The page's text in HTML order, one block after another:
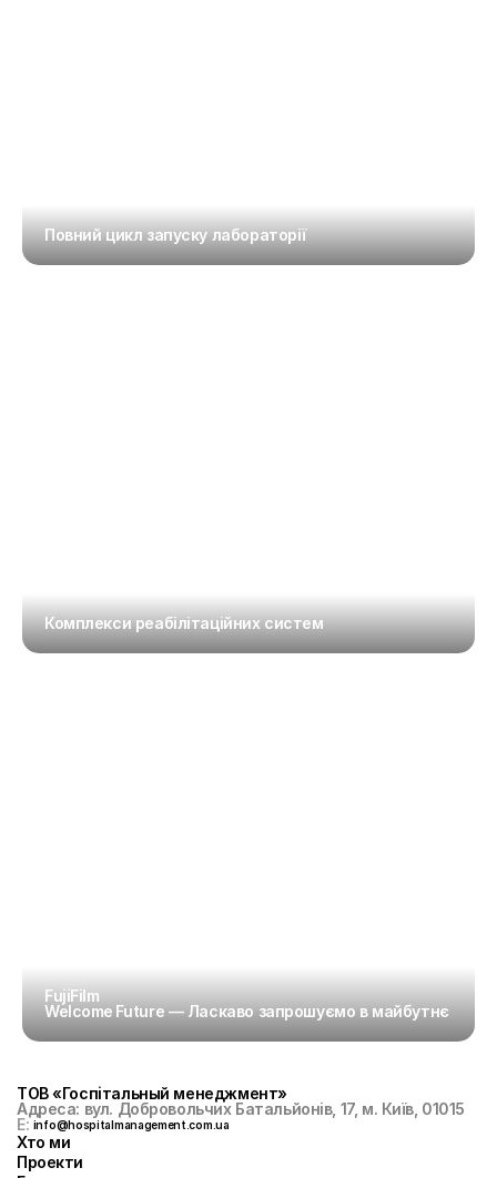
Повний цикл запуску лабораторії
Комплекси реабілітаційних систем
FujiFilm
Welcome Future — Ласкаво запрошуємо в майбутнє
ТОВ «Госпiтальный менеджмент»
Адреса: вул. Добровольчих Батальйонів, 17, м. Київ, 01015
E: info@hospitalmanagement.com.ua
Хто ми
Проекти